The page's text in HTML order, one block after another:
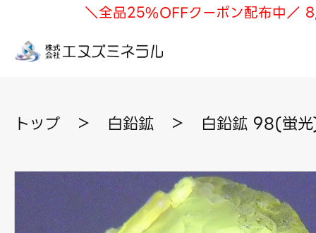
＼全品25%OFFクーポン配布中／
トップ ＞ 白鉛鉱 ＞ 白鉛鉱 98(蛍